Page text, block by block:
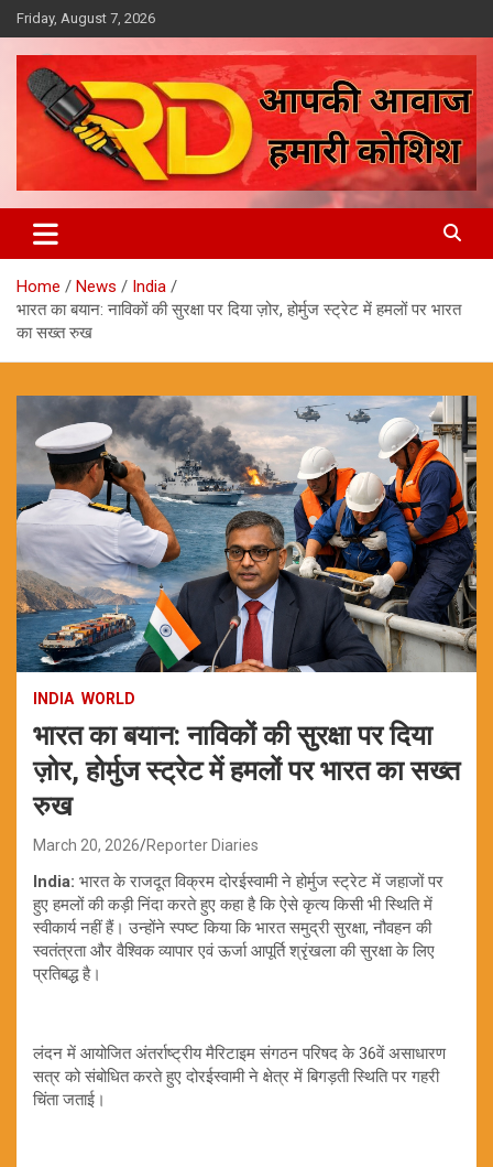
Skip
to
content
Friday, August 7, 2026
Reporter Diaries
Home News
India
भारत का बयान: नाविकों की सुरक्षा पर दिया ज़ोर, होर्मुज स्ट्रेट में हमलों पर भारत
का सख्त रुख
INDIA WORLD
भारत का बयान: नाविकों की सुरक्षा पर दिया
ज़ोर, होर्मुज स्ट्रेट में हमलों पर भारत का सख्त
रुख
March 20, 2026 Reporter Diaries
India: भारत के राजदूत विक्रम दोरईस्वामी ने होर्मुज स्ट्रेट में जहाजों पर
हुए हमलों की कड़ी निंदा करते हुए कहा है कि ऐसे कृत्य किसी भी स्थिति में
स्वीकार्य नहीं हैं। उन्होंने स्पष्ट किया कि भारत समुद्री सुरक्षा, नौवहन की
स्वतंत्रता और वैश्विक व्यापार एवं ऊर्जा आपूर्ति श्रृंखला की सुरक्षा के लिए
प्रतिबद्ध है।
लंदन में आयोजित अंतर्राष्ट्रीय मैरिटाइम संगठन परिषद के 36वें असाधारण
सत्र को संबोधित करते हुए दोरईस्वामी ने क्षेत्र में बिगड़ती स्थिति पर गहरी
चिंता जताई।